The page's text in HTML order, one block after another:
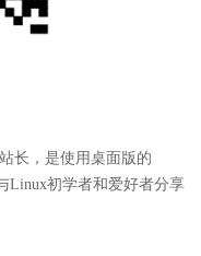
长，是使用桌面版的
Linux初学者和爱好者分享